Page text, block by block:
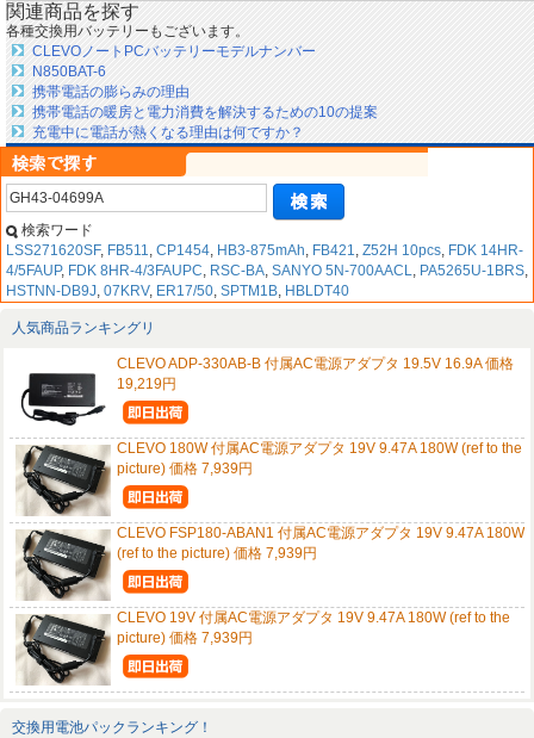
関連商品を探す
各種交換用バッテリーもございます。
CLEVOノートPCバッテリーモデルナンバー
N850BAT-6
携帯電話の膨らみの理由
携帯電話の暖房と電力消費を解決するための10の提案
充電中に電話が熱くなる理由は何ですか？
検索ワード
LSS271620SF, FB511, CP1454, HB3-875mAh, FB421, Z52H 10pcs, FDK 14HR-
4/5FAUP, FDK 8HR-4/3FAUPC, RSC-BA, SANYO 5N-700AACL, PA5265U-1BRS,
HSTNN-DB9J, 07KRV, ER17/50, SPTM1B, HBLDT40
人気商品ランキングリ
CLEVO ADP-330AB-B 付属AC電源アダプタ 19.5V 16.9A 価格
19,219円
CLEVO 180W 付属AC電源アダプタ 19V 9.47A 180W (ref to the
picture) 価格 7,939円
CLEVO FSP180-ABAN1 付属AC電源アダプタ 19V 9.47A 180W
(ref to the picture) 価格 7,939円
CLEVO 19V 付属AC電源アダプタ 19V 9.47A 180W (ref to the
picture) 価格 7,939円
交換用電池パックランキング！